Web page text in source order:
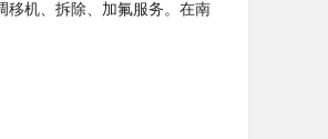
移机、拆除、加氟服务。在南